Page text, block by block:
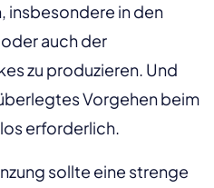
insbesondere in den
auch der
zu produzieren. Und
Vorgehen beim
erforderlich.
sollte eine strenge